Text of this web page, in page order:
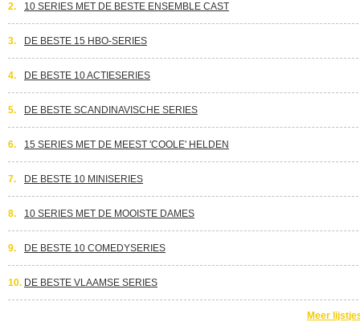
2. 10 SERIES MET DE BESTE ENSEMBLE CAST
3. DE BESTE 15 HBO-SERIES
4. DE BESTE 10 ACTIESERIES
5. DE BESTE SCANDINAVISCHE SERIES
6. 15 SERIES MET DE MEEST 'COOLE' HELDEN
7. DE BESTE 10 MINISERIES
8. 10 SERIES MET DE MOOISTE DAMES
9. DE BESTE 10 COMEDYSERIES
10. DE BESTE VLAAMSE SERIES
Meer